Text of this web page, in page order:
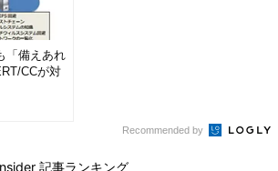
「備えあれ
CCが対
Recommended by
記事ランキング